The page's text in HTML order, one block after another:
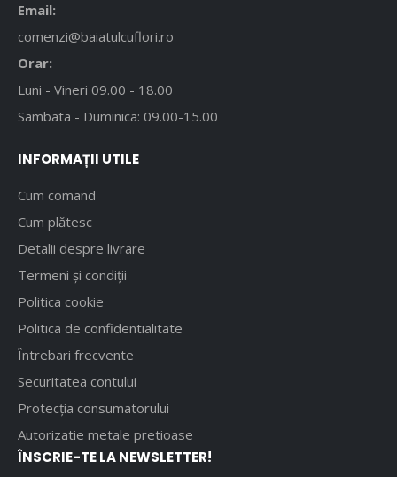
Email:
comenzi@baiatulcuflori.ro
Orar:
Luni - Vineri 09.00 - 18.00
Sambata - Duminica: 09.00-15.00
INFORMAȚII UTILE
Cum comand
Cum plătesc
Detalii despre livrare
Termeni și condiții
Politica cookie
Politica de confidentialitate
Întrebari frecvente
Securitatea contului
Protecția consumatorului
Autorizatie metale pretioase
ÎNSCRIE-TE LA NEWSLETTER!